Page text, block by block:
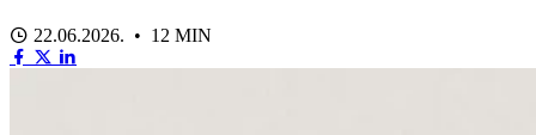
22.06.2026. • 12 MIN